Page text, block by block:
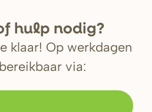
hulp nodig?
klaar! Op werkdagen
via: